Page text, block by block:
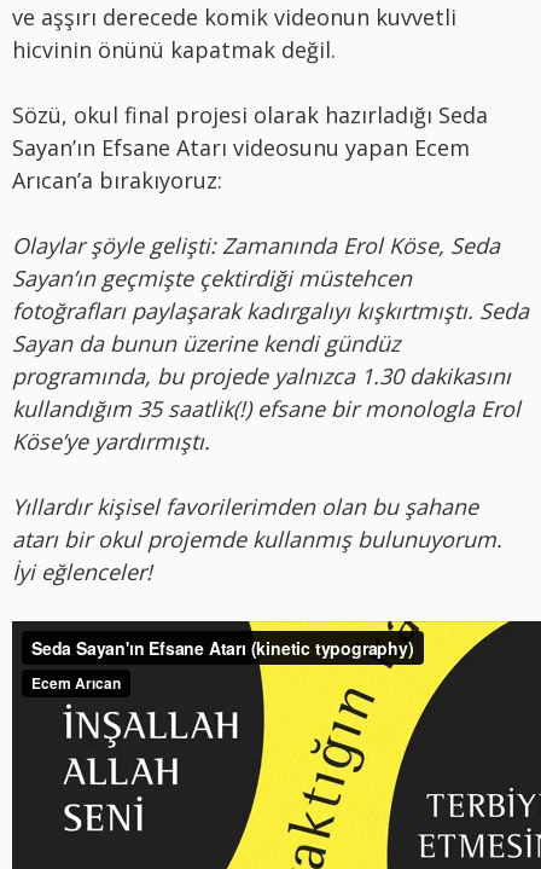
ve aşşırı derecede komik videonun kuvvetli
hicvinin önünü kapatmak değil.
Sözü, okul final projesi olarak hazırladığı Seda
Sayan’ın Efsane Atarı videosunu yapan Ecem
Arıcan’a bırakıyoruz:
Olaylar şöyle gelişti: Zamanında Erol Köse, Seda
Sayan’ın geçmişte çektirdiği müstehcen
fotoğrafları paylaşarak kadırgalıyı kışkırtmıştı. Seda
Sayan da bunun üzerine kendi gündüz
programında, bu projede yalnızca 1.30 dakikasını
kullandığım 35 saatlik(!) efsane bir monologla Erol
Köse’ye yardırmıştı.
Yıllardır kişisel favorilerimden olan bu şahane
atarı bir okul projemde kullanmış bulunuyorum.
İyi eğlenceler!